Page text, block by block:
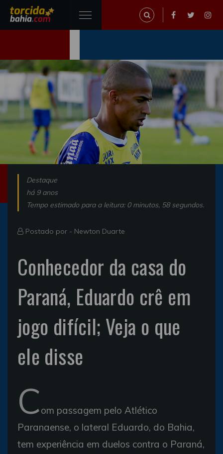
Destaque
há 9 anos
Tempo estimado para a leitura: 0 minutos, 58 segundos.
Postado por - Newton Duarte
Conhecedor da casa do
Paraná, Eduardo crê em
jogo difícil; Veja o que
ele disse
Com passagem pelo Atlético
Paranaense, o lateral Eduardo, do Bahia,
tem experiência em duelos contra o Paraná,